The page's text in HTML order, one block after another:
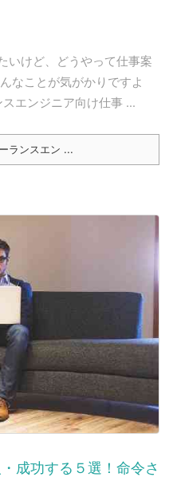
いけど、どうやって仕事案
なことが気がかりですよ
エンジニア向け仕事 ...
ランスエン ...
成功する５選！命令さ